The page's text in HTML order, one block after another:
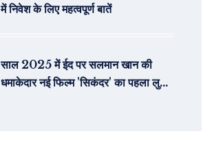
में निवेश के लिए महत्वपूर्ण बातें
साल 2025 में ईद पर सलमान खान की
धमाकेदार नई फिल्म 'सिकंदर' का पहला लुक